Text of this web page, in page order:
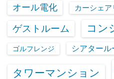
オール電化 カーシェ
ゲストルーム コン
ゴルフレンジ シアタール
タワーマンション